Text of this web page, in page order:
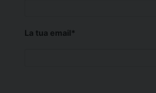
La tua email*